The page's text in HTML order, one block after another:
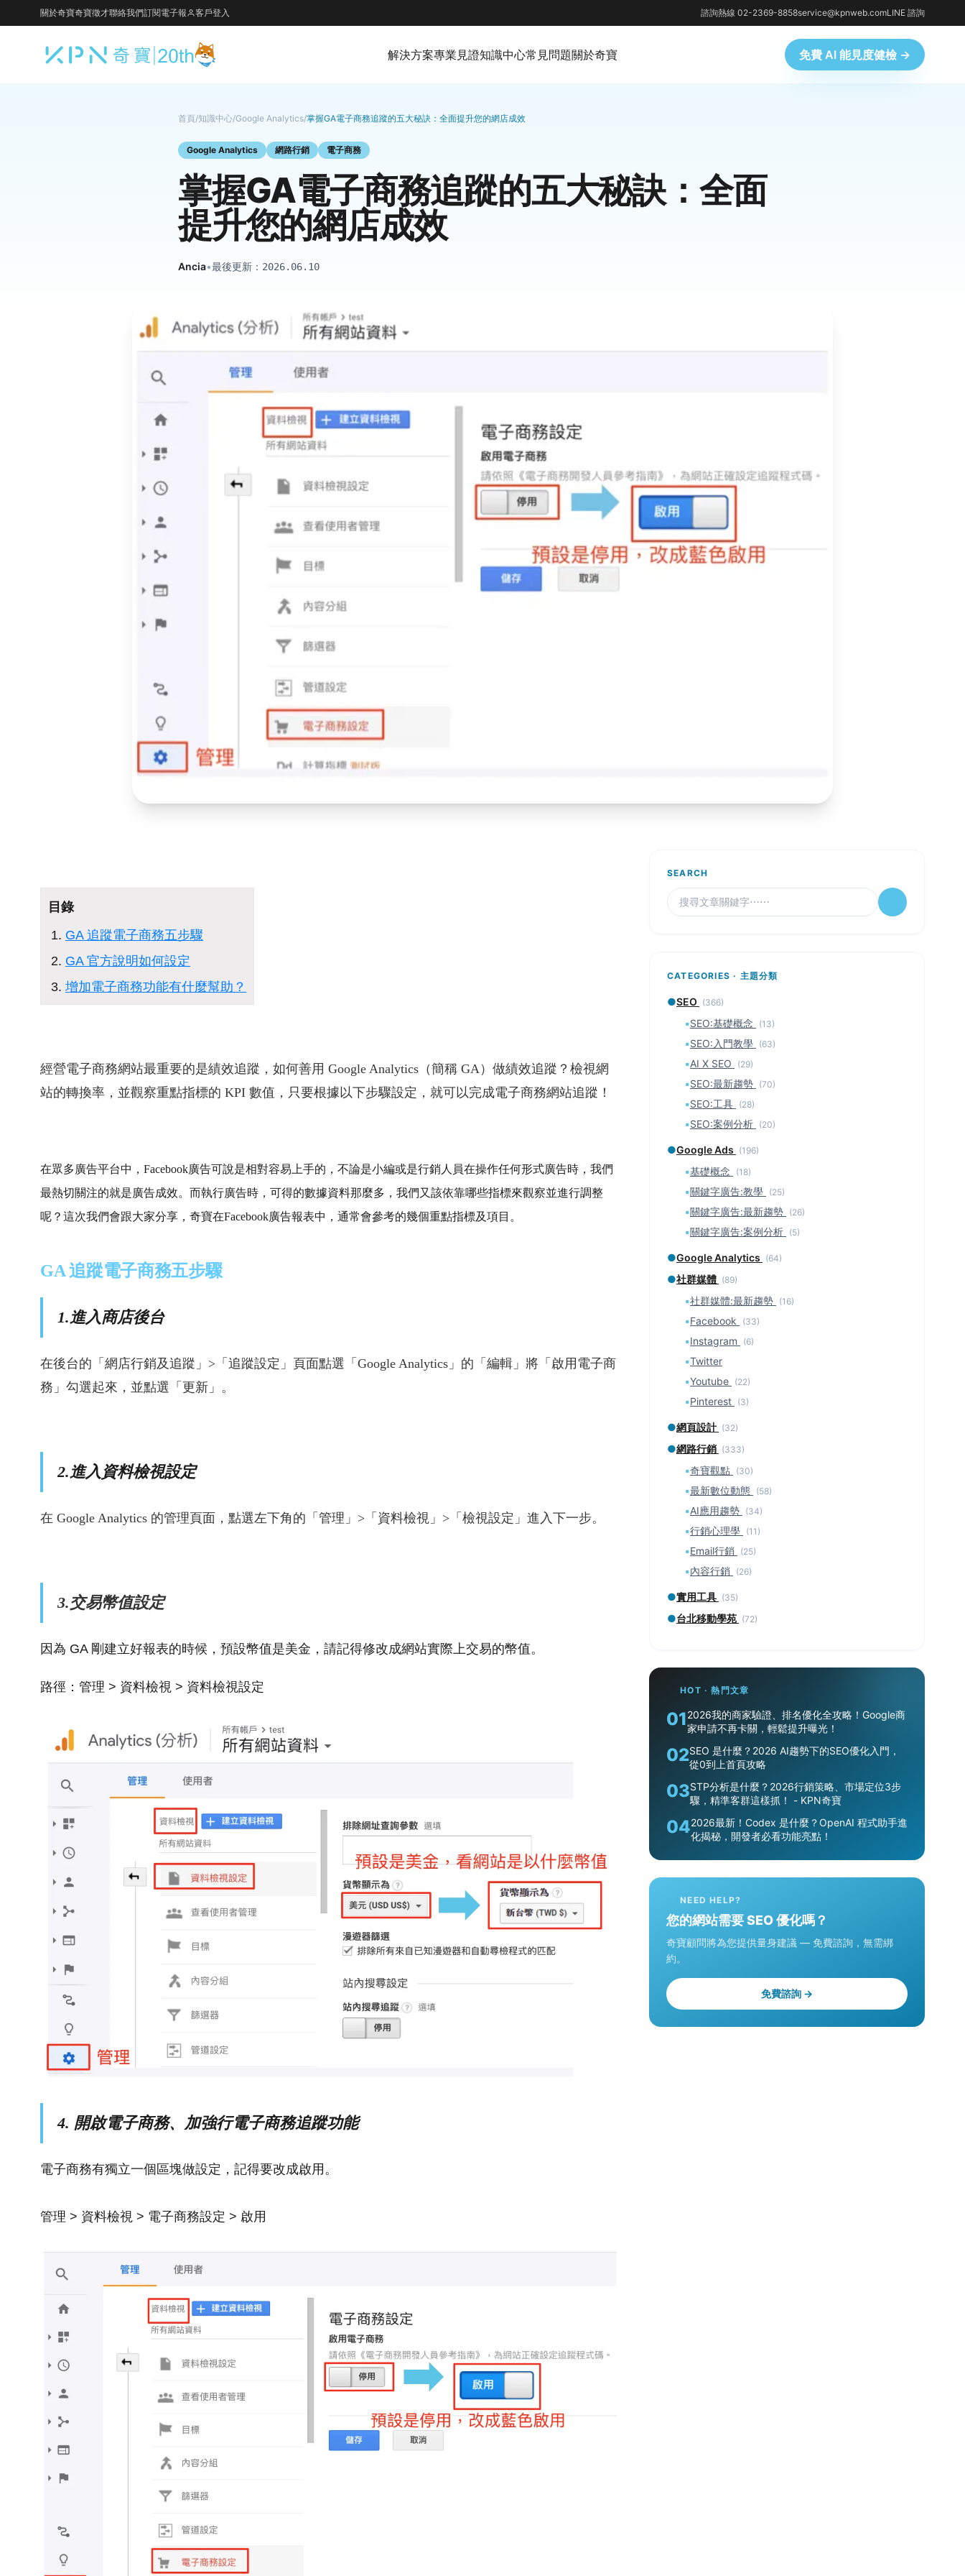
關於奇寶奇寶徵才聯絡我們訂閱電子報 客戶登入 諮詢熱線 02-2369-8858service@kpnweb.comLINE 諮詢
解決方案專業見證知識中心常見問題關於奇寶 免費 AI 能見度健檢 →
首頁/知識中心/Google Analytics/掌握GA電子商務追蹤的五大秘訣：全面提升您的網店成效
Google Analytics 網路行銷 電子商務
掌握GA電子商務追蹤的五大秘訣：全面
提升您的網店成效
Ancia•最後更新： 2026.06.10
目錄
GA 追蹤電子商務五步驟
GA 官方說明如何設定
增加電子商務功能有什麼幫助？
經營電子商務網站最重要的是績效追蹤，如何善用 Google Analytics（簡稱 GA）做績效追蹤？檢視網
站的轉換率，並觀察重點指標的 KPI 數值，只要根據以下步驟設定，就可以完成電子商務網站追蹤！
在眾多廣告平台中，Facebook廣告可說是相對容易上手的，不論是小編或是行銷人員在操作任何形式廣告時， 我們
最熱切關注的就是廣告成效。而執行廣告時，可得的數據資料那麼多，我們又該依靠哪些指標來觀察並進行調整
呢？這次我們會跟大家分享，奇寶在Facebook廣告報表中，通常會參考的幾個重點指標及項目。
GA 追蹤電子商務五步驟
1.進入商店後台
在後台的「網店行銷及追蹤」>「追蹤設定」頁面點選「Google Analytics」的「編輯」將「啟用電子商
務」勾選起來，並點選「更新」。
2.進入資料檢視設定
在 Google Analytics 的管理頁面，點選左下角的「管理」>「資料檢視」>「檢視設定」進入下一步。
3.交易幣值設定
因為 GA 剛建立好報表的時候，預設幣值是美金，請記得修改成網站實際上交易的幣值。
路徑：管理 > 資料檢視 > 資料檢視設定
4. 開啟電子商務、加強行電子商務追蹤功能
電子商務有獨立一個區塊做設定，記得要改成啟用。
管理 > 資料檢視 > 電子商務設定 > 啟用
SEARCH
CATEGORIES · 主題分類
●SEO (366)
▪SEO:基礎概念 (13)
▪SEO:入門教學 (63)
▪AI X SEO (29)
▪SEO:最新趨勢 (70)
▪SEO:工具 (28)
▪SEO:案例分析 (20)
●Google Ads (196)
▪基礎概念 (18)
▪關鍵字廣告:教學 (25)
▪關鍵字廣告:最新趨勢 (26)
▪關鍵字廣告:案例分析 (5)
●Google Analytics (64)
●社群媒體 (89)
▪社群媒體:最新趨勢 (16)
▪Facebook (33)
▪Instagram (6)
▪Twitter
▪Youtube (22)
▪Pinterest (3)
●網頁設計 (32)
●網路行銷 (333)
▪奇寶觀點 (30)
▪最新數位動態 (58)
▪AI應用趨勢 (34)
▪行銷心理學 (11)
▪Email行銷 (25)
▪內容行銷 (26)
●實用工具 (35)
●台北移動學苑 (72)
HOT · 熱門文章
012026我的商家驗證、排名優化全攻略！Google商
家申請不再卡關，輕鬆提升曝光！
02SEO 是什麼？2026 AI趨勢下的SEO優化入門，
從0到上首頁攻略
03STP分析是什麼？2026行銷策略、市場定位3步
驟，精準客群這樣抓！ - KPN奇寶
042026最新！Codex 是什麼？OpenAI 程式助手進
化揭秘，開發者必看功能亮點！
NEED HELP?
您的網站需要 SEO 優化嗎？
奇寶顧問將為您提供量身建議 — 免費諮詢，無需綁
約。
免費諮詢 →